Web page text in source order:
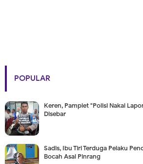
POPULAR
Keren, Pamplet "Polisi Nakal
Disebar
Sadis, Ibu Tiri Terduga Pelaku
Bocah Asal Pinrang